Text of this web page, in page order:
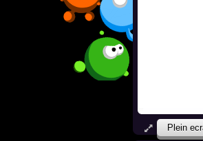
Plein